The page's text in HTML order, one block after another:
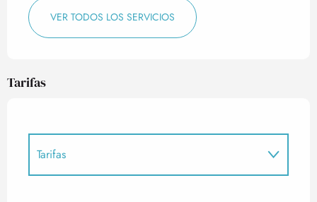
VER TODOS LOS SERVICIOS
Tarifas
Tarifas